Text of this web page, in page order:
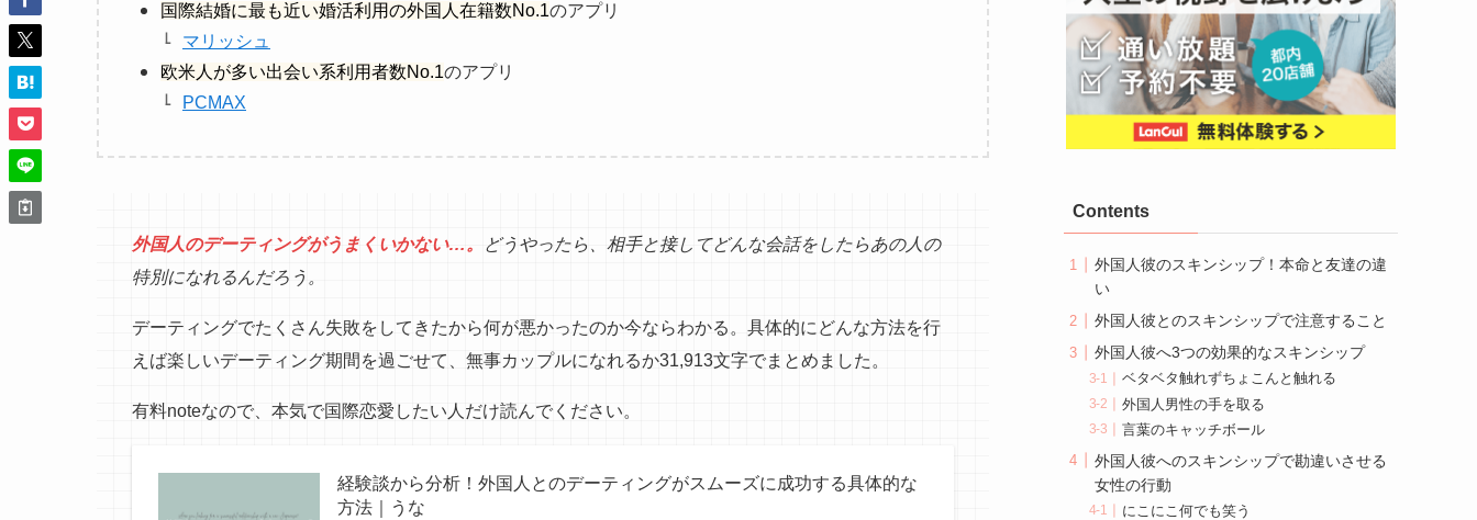
国際結婚に最も近い婚活利用の外国人在籍数No.1のアプリ
マリッシュ
欧米人が多い出会い系利用者数No.1のアプリ
PCMAX
外国人のデーティングがうまくいかない…。
どうやったら、相手と接してどんな会話をしたらあの人の
特別になれるんだろう。
デーティングでたくさん失敗をしてきたから何が悪かったのか今ならわかる。具体的にどんな方法を行
えば楽しいデーティング期間を過ごせて、無事カップルになれるか31,913文字でまとめました。
有料noteなので、本気で国際恋愛したい人だけ読んでください。
経験談から分析！外国人とのデーティングがスムーズに成功する具体的な
方法｜うな
Contents
外国人彼のスキンシップ！本命と友達の違
い
外国人彼とのスキンシップで注意すること
外国人彼へ3つの効果的なスキンシップ
ベタベタ触れずちょこんと触れる
外国人男性の手を取る
言葉のキャッチボール
外国人彼へのスキンシップで勘違いさせる
女性の行動
にこにこ何でも笑う